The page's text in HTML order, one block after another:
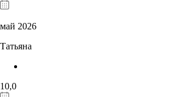
май 2026
Татьяна
10,0